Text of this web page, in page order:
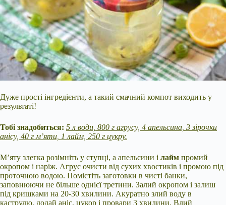
Дуже прості інгредієнти, а такий смачний компот виходить у
результаті!
Тобі знадобиться: 5 л води, 800 г агрусу, 4 апельсина, 3 зірочки
анісу, 40 г м’яти, 1 лайм, 250 г цукру.
М’яту злегка розімніть у ступці, а апельсини і лайм промий
окропом і наріж. Агрус очисти від сухих хвостиків і промою під
проточною водою. Помістіть заготовки в чисті банки,
заповнюючи не більше однієї третини. Залий окропом і залиш
під кришками на 20-30 хвилини. Акуратно злий воду в
каструлю, додай аніс, цукор і провари 3 хвилини. Влий